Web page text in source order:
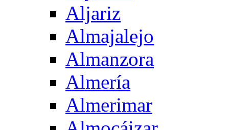
Aljariz
Almajalejo
Almanzora
Almería
Almerimar